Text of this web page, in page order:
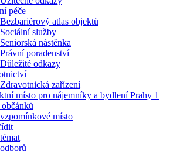
péče
Bezbariérový atlas objektů
Sociální služby
Seniorská nástěnka
Právní poradenství
Důležité odkazy
Zdravotnická zařízení
místo pro nájemníky a bydlení Prahy 1
místo